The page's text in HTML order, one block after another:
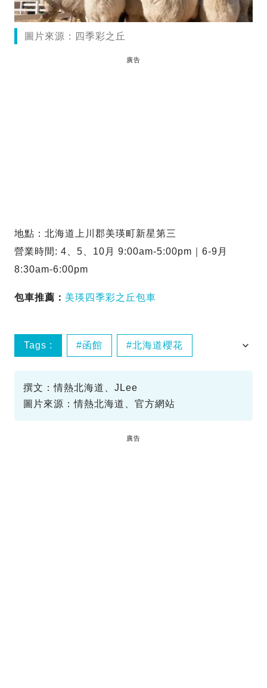
圖片來源：四季彩之丘
廣告
地點：北海道上川郡美瑛町新星第三
營業時間: 4、5、10月 9:00am-5:00pm｜6-9月
8:30am-6:00pm
包車推薦： 美瑛四季彩之丘包車
Tags : 函館 北海道櫻花
撰文：情熱北海道、JLee
圖片來源：情熱北海道、官方網站
廣告